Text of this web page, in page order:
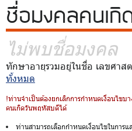
ชื่อมงคลคนเ
ไม่พบชื่อมงคล
ทักษาอายุรวมอยู่ในชื่อ เลขศา
ทั้งหมด
!ท่านจำเป็นต้องยกเลิกการกำหนดเงื่อนไข
คนเกิดวันพฤหัสบดีได้
ท่านสามารถเลือกกำหนดเงื่อนไขในกา